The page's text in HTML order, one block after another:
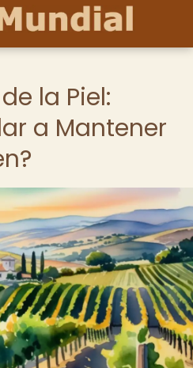
la Piel:
a Mantener